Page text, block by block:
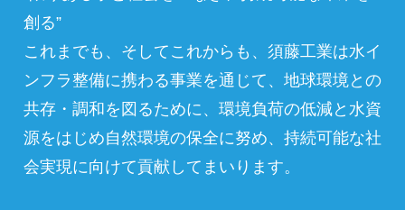
創る”
これまでも、そしてこれからも、須藤工業は水イ
ンフラ整備に携わる事業を通じて、地球環境との
共存・調和を図るために、環境負荷の低減と水資
源をはじめ自然環境の保全に努め、持続可能な社
会実現に向けて貢献してまいります。